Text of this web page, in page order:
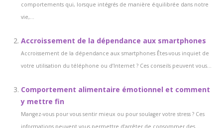
comportements qui, lorsque intégrés de manière équilibrée dans notre
vie,...
Accroissement de la dépendance aux smartphones
Accroissement de la dépendance aux smartphones Êtes-vous inquiet de
votre utilisation du téléphone ou d’Internet ? Ces conseils peuvent vous...
Comportement alimentaire émotionnel et comment
y mettre fin
Mangez-vous pour vous sentir mieux ou pour soulager votre stress ? Ces
informations peuvent vous permettre d’arrêter de consommer des...